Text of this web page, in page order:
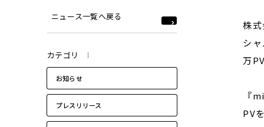
ニュース一覧へ戻る
カテゴリ
お知らせ
プレスリリース
株
シ
万
『
PV